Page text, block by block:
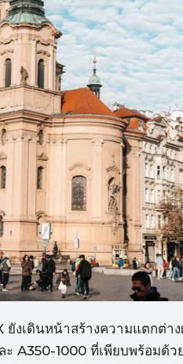
งเดินหน้าสร้างความแตกต่า
A350-1000 ที่เพียบพร้อมด้ว